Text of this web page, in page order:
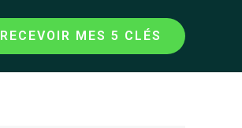
RECEVOIR MES 5 CLÉS